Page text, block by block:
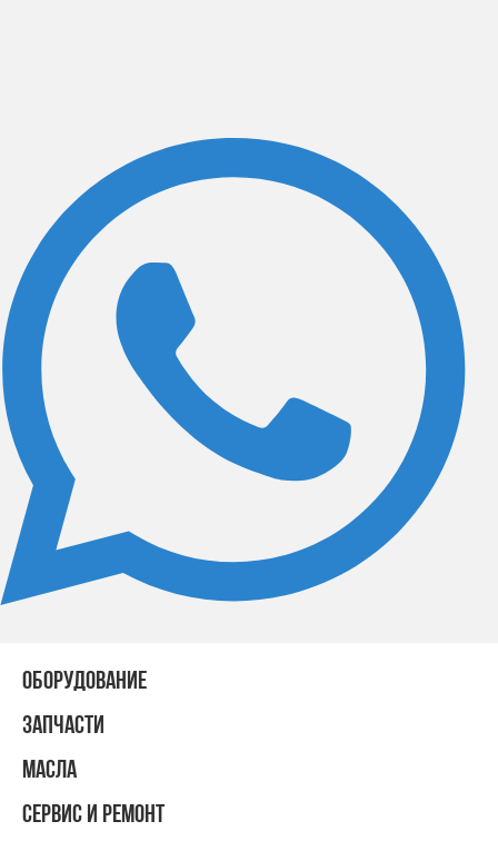
ОБОРУДОВАНИЕ
ЗАПЧАСТИ
МАСЛА
СЕРВИС И РЕМОНТ